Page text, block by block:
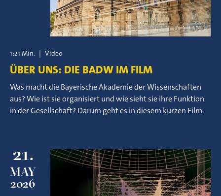
1:21 Min. Video
ÜBER UNS: DIE BADW IM FILM
Was macht die Bayerische Akademie der Wissenschaften
aus? Wie ist sie organisiert und wie sieht sie ihre Funktion
in der Gesellschaft? Darum geht es in diesem kurzen Film.
21.
MAY
2026